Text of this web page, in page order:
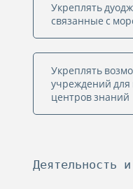
Укреплять
связанные с
Укреплять
учреждений для
центров знаний
Деятельность